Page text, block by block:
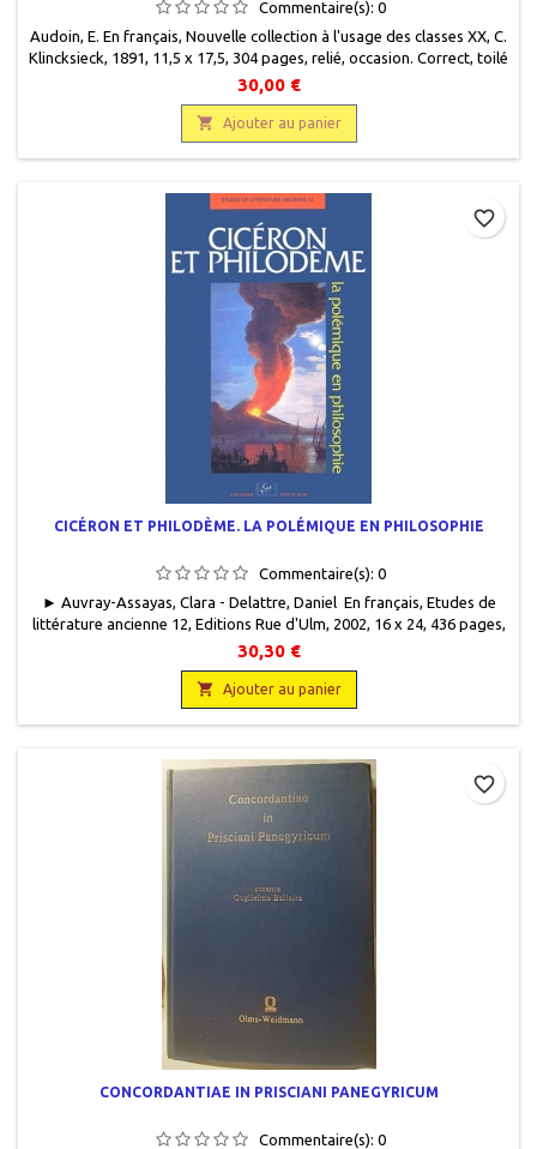
Commentaire(s): 0
Audoin, E. En français, Nouvelle collection à l'usage des classes XX, C.
Klincksieck, 1891, 11,5 x 17,5, 304 pages, relié, occasion. Correct, toilé
éditeur gris un peu frotté, papier jauni.
30,00 €
 Ajouter au panier
CICÉRON ET PHILODÈME. LA POLÉMIQUE EN PHILOSOPHIE
Commentaire(s): 0
► Auvray-Assayas, Clara - Delattre, Daniel En français, Etudes de
littérature ancienne 12, Editions Rue d'Ulm, 2002, 16 x 24, 436 pages,
broché. Neuf. 9782728802630
30,30 €
 Ajouter au panier
favorite_border
CONCORDANTIAE IN PRISCIANI PANEGYRICUM
Commentaire(s): 0
favorite_border